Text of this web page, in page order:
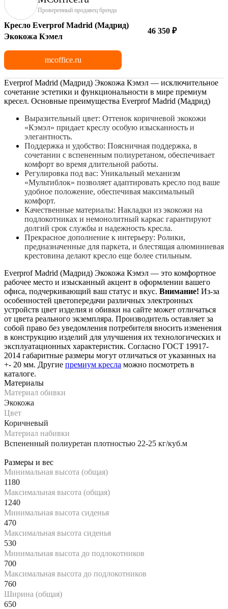
Проверенный продавец бренда
Кресло Everprof Madrid (Мадрид)
Экокожа Кэмел
46 350 ₽
mcoffice.ru
Everprof Madrid (Мадрид) Экокожа Кэмэл — исключительное
сочетание эстетики и функциональности в мире премиум
кресел. Основные преимущества Everprof Madrid (Мадрид)
Выразительный цвет: Оттенок коричневой экокожи
«Кэмэл» придает креслу особую изысканность и
элегантность.
Поддержка и удобство: Поясничная поддержка, в
сочетании с вспененным полиуретаном, обеспечивает
комфорт во время длительной работы.
Регулировка под вас: Уникальный механизм
«Мультиблок» позволяет адаптировать кресло под ваше
удобное положение, обеспечивая максимальный
комфорт.
Качественные материалы: Накладки из экокожи на
подлокотниках и немонолитный каркас гарантируют
долгий срок службы и надежность кресла.
Прекрасное дополнение к интерьеру: Ролики,
предназначенные для паркета, и блестящая алюминиевая
крестовина делают кресло еще более стильным.
Everprof Madrid (Мадрид) Экокожа Кэмэл — это комфортное
рабочее место и изысканный акцент в оформлении вашего
офиса, подчеркивающий ваш статус и вкус. Внимание! Из-за
особенностей цветопередачи различных электронных
устройств цвет изделия и обивки на сайте может отличаться
от цвета реального экземпляра. Производитель оставляет за
собой право без уведомления потребителя вносить изменения
в конструкцию изделий для улучшения их технологических и
эксплуатационных характеристик. Согласно ГОСТ 19917-
2014 габаритные размеры могут отличаться от указанных на
+- 20 мм. Другие премиум кресла можно посмотреть в
каталоге.
Материалы
Материал обивки
Экокожа
Цвет
Коричневый
Материал набивки
Вспененный полиуретан плотностью 22-25 кг/куб.м
Размеры и вес
Минимальная высота (общая)
1180
Максимальная высота (общая)
1240
Минимальная высота сиденья
470
Максимальная высота сиденья
530
Минимальная высота до подлокотников
700
Максимальная высота до подлокотников
760
Ширина (общая)
650